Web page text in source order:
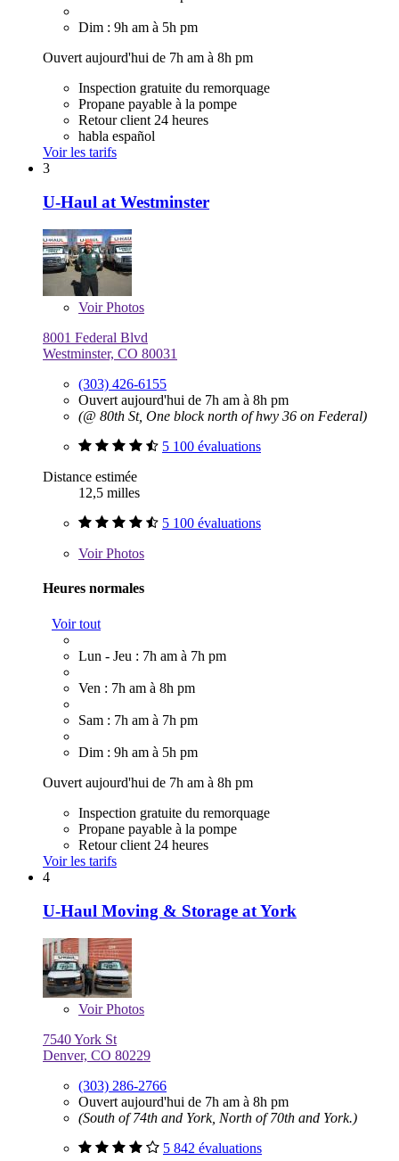
Dim : 9h am à 5h pm
Ouvert aujourd'hui de 7h am à 8h pm
Inspection gratuite du remorquage
Propane payable à la pompe
Retour client 24 heures
habla español
Voir les tarifs
3
U-Haul at Westminster
VoirPhotos
8001 Federal Blvd
Westminster, CO 80031
(303) 426-6155
Ouvert aujourd'hui de 7h am à 8h pm
(@ 80th St, One block north of hwy 36 on Federal)
5 100 évaluations
Distance estimée
12,5 milles
5 100 évaluations
VoirPhotos
Heures normales
Voir tout
Lun - Jeu : 7h am à 7h pm
Ven : 7h am à 8h pm
Sam : 7h am à 7h pm
Dim : 9h am à 5h pm
Ouvert aujourd'hui de 7h am à 8h pm
Inspection gratuite du remorquage
Propane payable à la pompe
Retour client 24 heures
Voir les tarifs
4
U-Haul Moving & Storage at York
VoirPhotos
7540 York St
Denver, CO 80229
(303) 286-2766
Ouvert aujourd'hui de 7h am à 8h pm
(South of 74th and York, North of 70th and York.)
5 842 évaluations